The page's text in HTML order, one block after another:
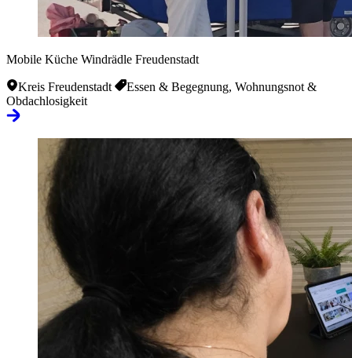
Mobile Küche Windrädle Freudenstadt
Kreis Freudenstadt
Essen & Begegnung, Wohnungsnot &
Obdachlosigkeit